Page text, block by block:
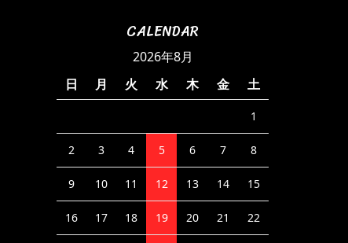
CALENDAR
2026年8月
日
月 火 水 木 金 土
1
2 3 4 5 6 7 8
9 10 11 12 13 14 15
16 17 18 19 20 21 22